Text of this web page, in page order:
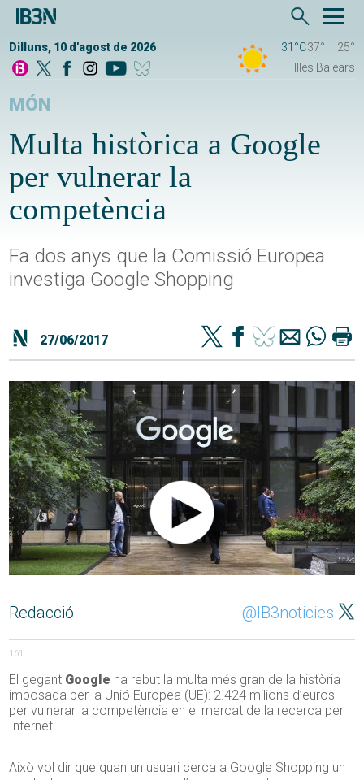
Dilluns, 10 d'agost de 2026 31°C37°
25°
Illes Balears
MÓN
Multa històrica a Google
per vulnerar la
competència
Fa dos anys que la Comissió Europea
investiga Google Shopping
27/06/2017
Redacció @IB3noticies
161
El gegant Google ha rebut la multa més gran de la història
imposada per la Unió Europea (UE): 2.424 milions d’euros
per vulnerar la competència en el mercat de la recerca per
Internet.
Això vol dir que quan un usuari cerca a Google Shopping un